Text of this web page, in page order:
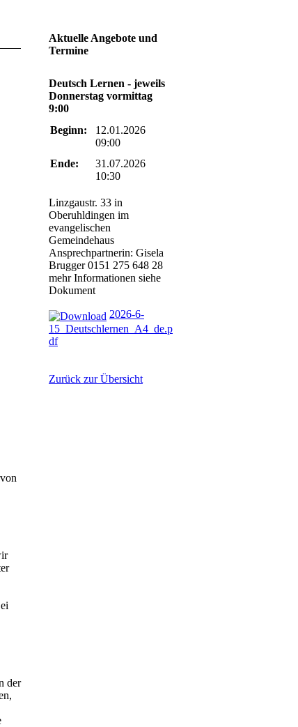
der
Aktuelle Angebote und
Termine
Deutsch Lernen - jeweils
Donnerstag vormittag
9:00
Beginn:
12.01.2026
09:00
Ende:
31.07.2026
10:30
Linzgaustr. 33 in
Oberuhldingen im
evangelischen
Gemeindehaus
Ansprechpartnerin: Gisela
Brugger 0151 275 648 28
mehr Informationen siehe
Dokument
2026-6-
15_Deutschlernen_A4_de.p
df
Zurück zur Übersicht